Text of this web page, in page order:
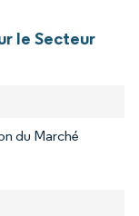
le Secteur
du Marché